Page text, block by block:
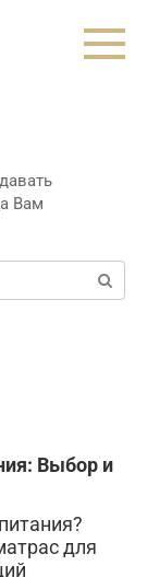
Вам
Выбор и
для